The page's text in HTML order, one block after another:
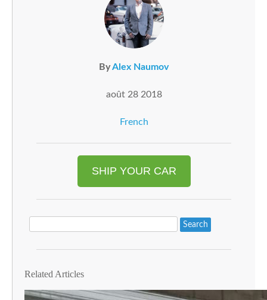
ByAlex Naumov
août 28 2018
French
SHIP YOUR CAR
Search
Related Articles